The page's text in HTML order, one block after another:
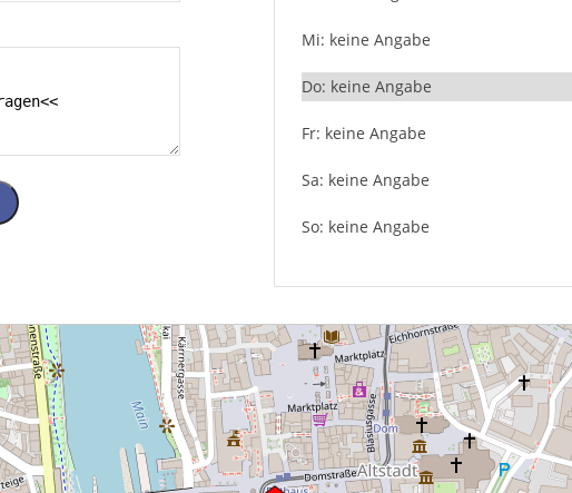
Mi: keine Angabe
Do: keine Angabe
Fr: keine Angabe
Sa: keine Angabe
So: keine Angabe